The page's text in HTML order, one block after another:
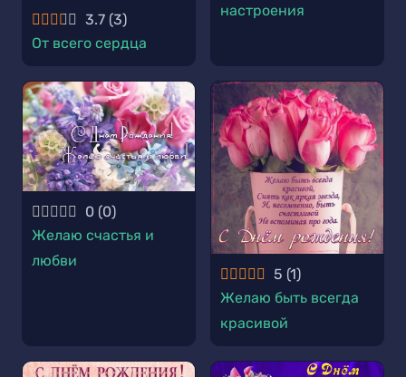
3.7 (3)
От всего сердца
настроения
0 (0)
Желаю счастья и
любви
5 (1)
Желаю быть всегда
красивой